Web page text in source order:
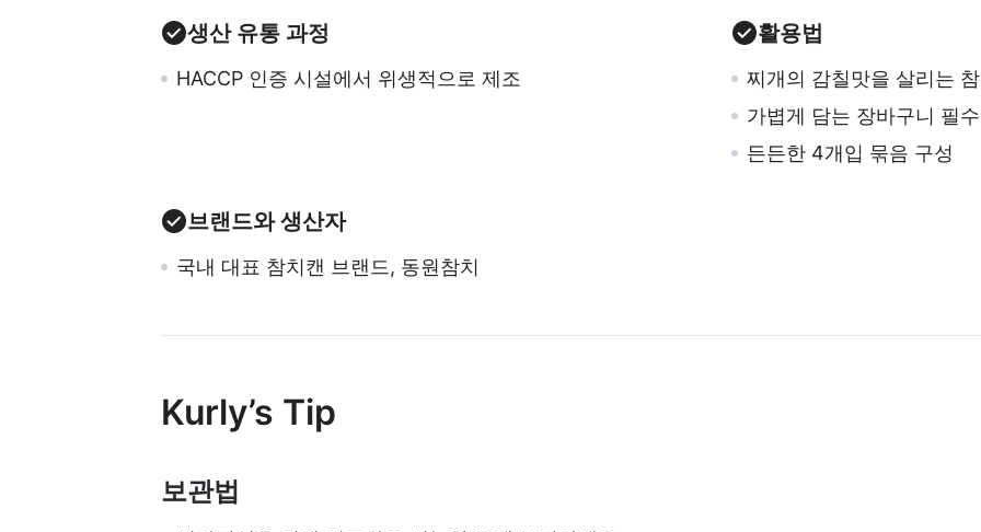
생산 유통 과정
HACCP 인증 시설에서 위생적으로 제조
활용법
찌개의 감칠맛을 살리는 참
가볍게 담는 장바구니 필
든든한 4개입 묶음 구성
브랜드와 생산자
국내 대표 참치캔 브랜드, 동원참치
Kurly’s Tip
보관법